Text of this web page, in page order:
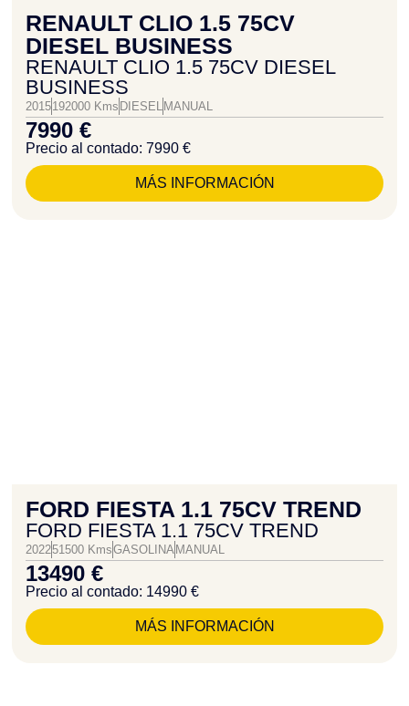
RENAULT CLIO 1.5 75CV
DIESEL BUSINESS
RENAULT CLIO 1.5 75CV DIESEL
BUSINESS
2015192000 Kms DIESEL MANUAL
7990 €
Precio al contado: 7990 €
MÁS INFORMACIÓN
FORD FIESTA 1.1 75CV TREND
FORD FIESTA 1.1 75CV TREND
202251500 KmsGASOLINA MANUAL
13490 €
Precio al contado: 14990 €
MÁS INFORMACIÓN